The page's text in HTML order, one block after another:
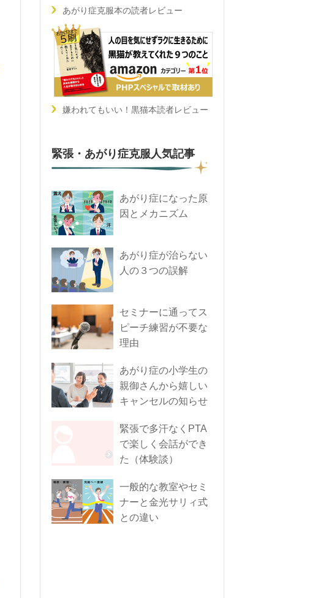
あがり症克服本の読者レビュー
嫌われてもいい！黒猫本読者レビュー
緊張・あがり症克服人気記事
あがり症になった原
因とメカニズム
あがり症が治らない
人の３つの誤解
セミナーに通ってス
ピーチ練習が不要な
理由
あがり症の小学生の
親御さんから嬉しい
キャンセルの知らせ
緊張で多汗なくPTA
で楽しく会話ができ
た（体験談）
一般的な教室やセミ
ナーと金光サリィ式
との違い